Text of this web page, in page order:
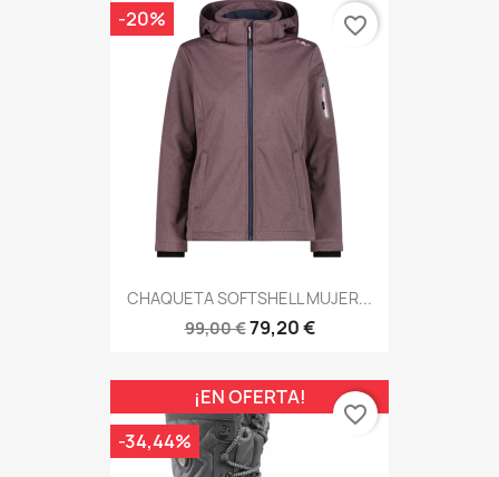
CHAQUETA SOFTSHELL MUJER...
99,00 €79,20 €
-20% favorite_border
¡EN OFERTA!
-34,44%
favorite_border